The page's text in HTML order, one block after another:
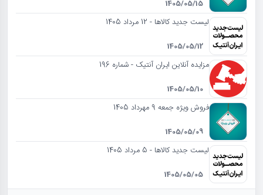
1405/05/15
لیست جدید کالاها - 12 مرداد 1405
1405/05/12
مزایده آنلاین ایران آنتیک - شماره 196
1405/05/10
فروش ویژه جمعه 9 مهرداد 1405
1405/05/09
لیست جدید کالاها - 5 مرداد 1405
1405/05/05